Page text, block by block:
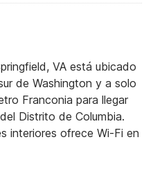
VA está ubicado
de Washington y a solo
Franconia para llegar
Distrito de Columbia.
interiores ofrece Wi-Fi en